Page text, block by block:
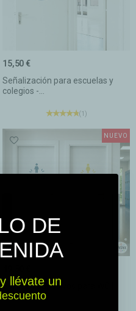
Señalización para escuelas y
colegios -...
15,50 €
(1)
Carteles adhesivos para WC |
Vinilos...
NUEVO
DE
llévate un